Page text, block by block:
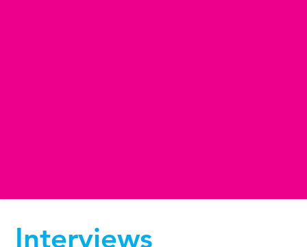
Interviews